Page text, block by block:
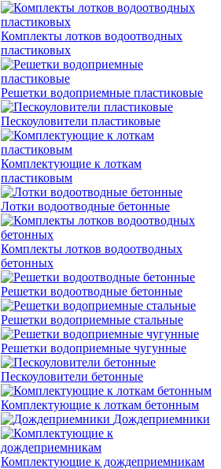
Комплекты лотков водоотводных
пластиковых
Решетки водоприемные пластиковые
Пескоуловители пластиковые
Комплектующие к лоткам
пластиковым
Лотки водоотводные бетонные
Комплекты лотков водоотводных
бетонных
Решетки водоотводные бетонные
Решетки водоприемные стальные
Решетки водоприемные чугунные
Пескоуловители бетонные
Комплектующие к лоткам бетонным
Дождеприемники
Комплектующие к дождеприемникам